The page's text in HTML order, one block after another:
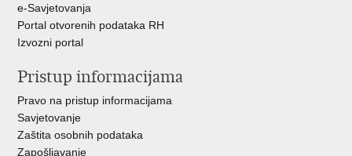
e-Savjetovanja
Portal otvorenih podataka RH
Izvozni portal
Pristup informacijama
Pravo na pristup informacijama
Savjetovanje
Zaštita osobnih podataka
Zapošljavanje